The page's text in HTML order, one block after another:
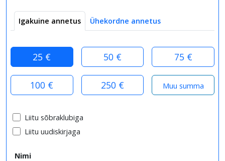
Igakuine annetus Ühekordne annetus
25 € 50 € 75 €
100 € 250 €
Liitu sõbraklubiga
Liitu uudiskirjaga
Nimi